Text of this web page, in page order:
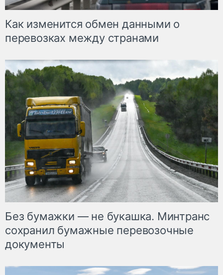
Как изменится обмен данными о
перевозках между странами
Без бумажки — не букашка. Минтранс
сохранил бумажные перевозочные
документы